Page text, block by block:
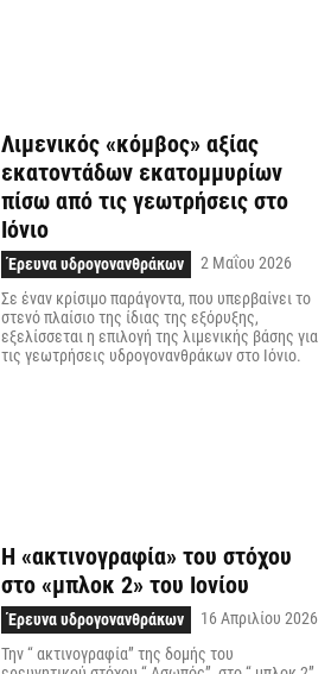
Λιμενικός «κόμβος» αξίας
εκατοντάδων εκατομμυρίων
πίσω από τις γεωτρήσεις στο
Ιόνιο
Έρευνα υδρογονανθράκων
2 Μαΐου 2026
Σε έναν κρίσιμο παράγοντα, που υπερβαίνει το
στενό πλαίσιο της ίδιας της εξόρυξης,
εξελίσσεται η επιλογή της λιμενικής βάσης για
τις γεωτρήσεις υδρογονανθράκων στο Ιόνιο.
Η «ακτινογραφία» του στόχου
στο «μπλοκ 2» του Ιονίου
Έρευνα υδρογονανθράκων
16 Απριλίου 2026
Την “ ακτινογραφία” της δομής του